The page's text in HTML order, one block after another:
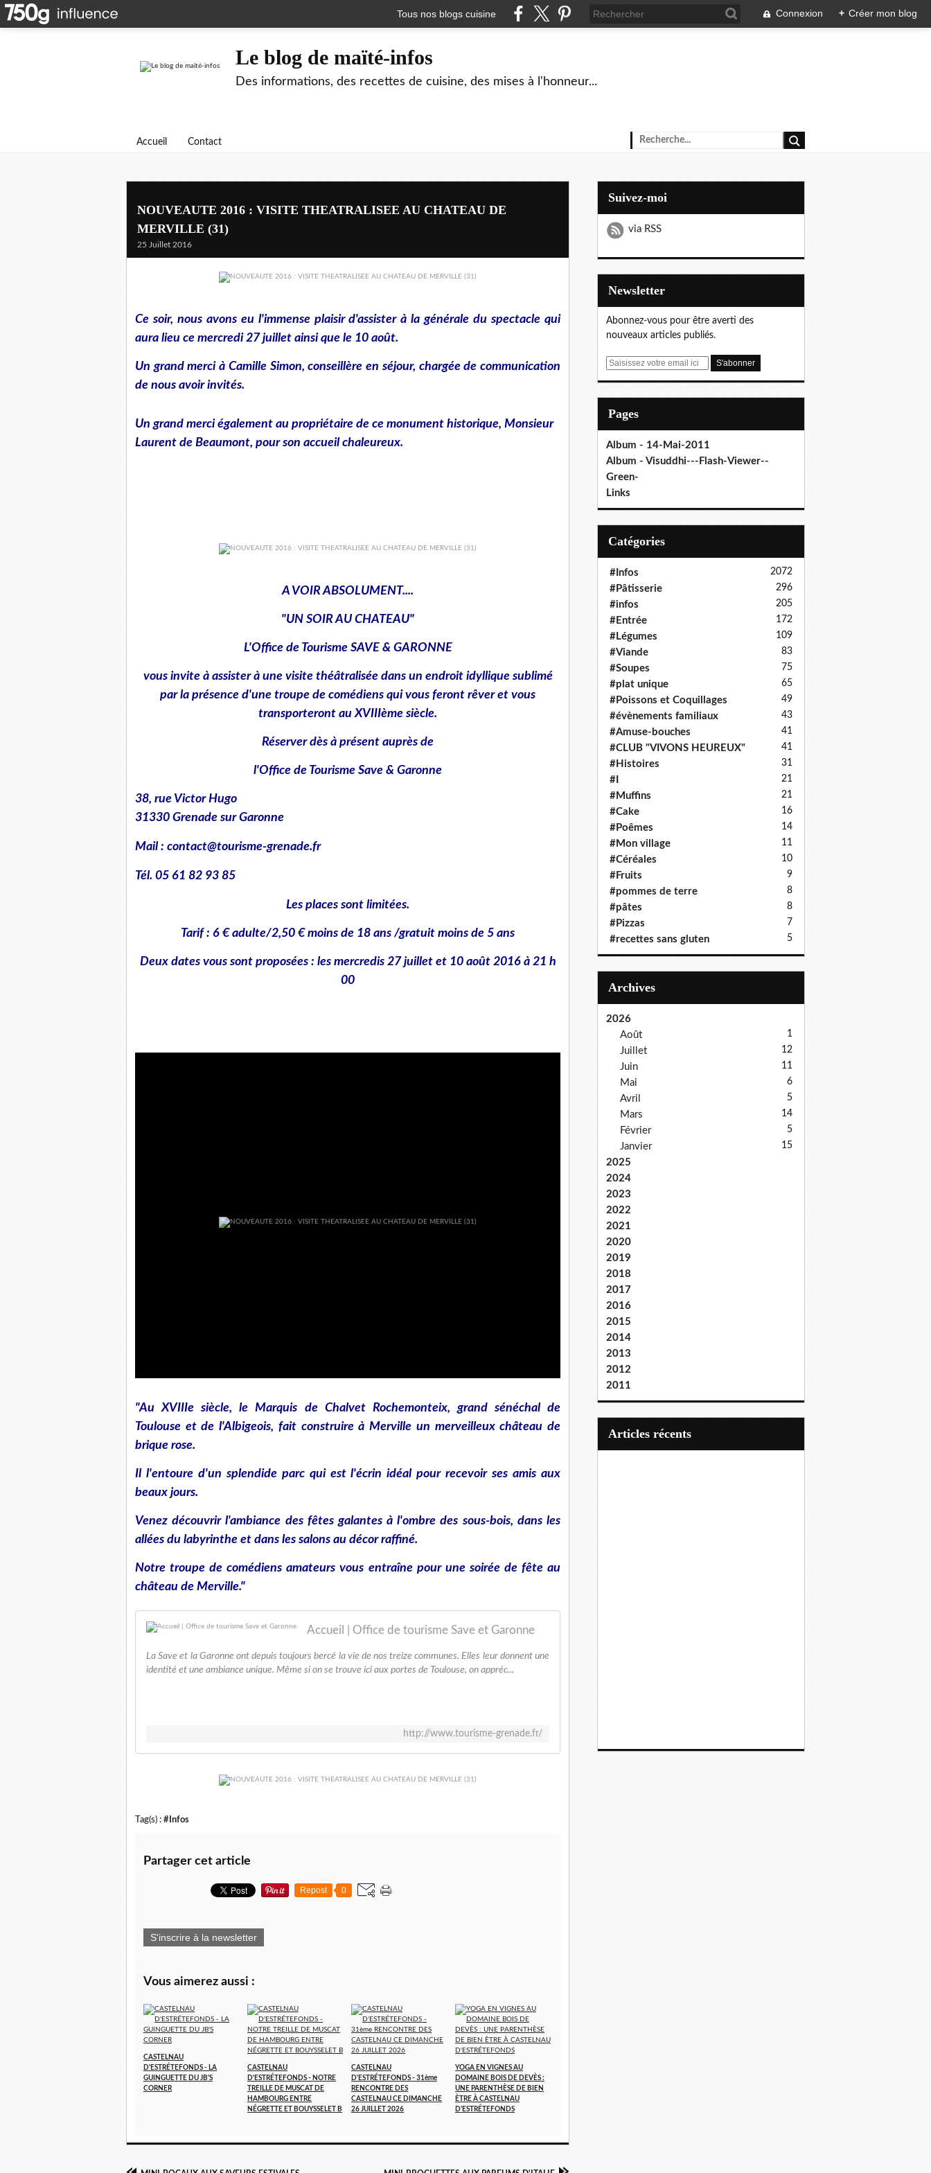
Tous nos blogs cuisine Connexion + Créer mon blog
Le blog de maïté-infos
Des informations, des recettes de cuisine, des mises à l'honneur...
Accueil Contact
NOUVEAUTE 2016 : VISITE THEATRALISEE AU CHATEAU DE
MERVILLE (31)
25 Juillet 2016
Ce soir, nous avons eu l'immense plaisir d'assister à la générale du spectacle qui
aura lieu ce mercredi 27 juillet ainsi que le 10 août.
Un grand merci à Camille Simon, conseillère en séjour, chargée de communication
de nous avoir invités.
Un grand merci également au propriétaire de ce monument historique, Monsieur
Laurent de Beaumont, pour son accueil chaleureux.
A VOIR ABSOLUMENT....
"UN SOIR AU CHATEAU"
L'Office de Tourisme SAVE & GARONNE
vous invite à assister à une visite théâtralisée dans un endroit idyllique sublimé
par la présence d'une troupe de comédiens qui vous feront rêver et vous
transporteront au XVIIIème siècle.
Réserver dès à présent auprès de
l'Office de Tourisme Save & Garonne
38, rue Victor Hugo
31330 Grenade sur Garonne
Mail : contact@tourisme-grenade.fr
Tél. 05 61 82 93 85
Les places sont limitées.
Tarif : 6 € adulte/2,50 € moins de 18 ans /gratuit moins de 5 ans
Deux dates vous sont proposées : les mercredis 27 juillet et 10 août 2016 à 21 h
00
"Au XVIIIe siècle, le Marquis de Chalvet Rochemonteix, grand sénéchal de
Toulouse et de l'Albigeois, fait construire à Merville un merveilleux château de
brique rose.
Il l'entoure d'un splendide parc qui est l'écrin idéal pour recevoir ses amis aux
beaux jours.
Venez découvrir l'ambiance des fêtes galantes à l'ombre des sous-bois, dans les
allées du labyrinthe et dans les salons au décor raffiné.
Notre troupe de comédiens amateurs vous entraîne pour une soirée de fête au
château de Merville."
Accueil | Office de tourisme Save et Garonne
La Save et la Garonne ont depuis toujours bercé la vie de nos treize communes. Elles leur donnent une
identité et une ambiance unique. Même si on se trouve ici aux portes de Toulouse, on appréc...
http://www.tourisme-grenade.fr/
Tag(s) : #Infos
Partager cet article
Repost 0
S'inscrire à la newsletter
Vous aimerez aussi :
CASTELNAU
D'ESTRÉTEFONDS - LA
GUINGUETTE DU JB'S
CORNER
CASTELNAU
D'ESTRÉTEFONDS - NOTRE
TREILLE DE MUSCAT DE
HAMBOURG ENTRE
NÉGRETTE ET BOUYSSELET B
CASTELNAU
D'ESTRÉTEFONDS - 31ème
RENCONTRE DES
CASTELNAU CE DIMANCHE
26 JUILLET 2026
YOGA EN VIGNES AU
DOMAINE BOIS DE DEVÈS :
UNE PARENTHÈSE DE BIEN
ÈTRE À CASTELNAU
D'ESTRÉTEFONDS
Suivez-moi
via RSS
Newsletter
Abonnez-vous pour être averti des
nouveaux articles publiés.
E
Pages
Album - 14-Mai-2011
Album - Visuddhi---Flash-Viewer--
Green-
Links
Catégories
#Infos 2072
#Pâtisserie 296
#infos 205
#Entrée 172
#Légumes 109
#Viande 83
#Soupes 75
#plat unique 65
#Poissons et Coquillages 49
#évènements familiaux 43
#Amuse-bouches 41
#CLUB "VIVONS HEUREUX" 41
#Histoires 31
#I 21
#Muffins 21
#Cake 16
#Poêmes 14
#Mon village 11
#Céréales 10
#Fruits 9
#pommes de terre 8
#pâtes 8
#Pizzas 7
#recettes sans gluten 5
Archives
2026
Août
1
Juillet 12
Juin 11
Mai 6
Avril 5
Mars 14
Février 5
Janvier 15
2025
2024
2023
2022
2021
2020
2019
2018
2017
2016
2015
2014
2013
2012
2011
articles récents